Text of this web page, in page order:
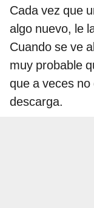
Cada vez que
algo nuevo, le
Cuando se ve
muy probable
que a veces
descarga.